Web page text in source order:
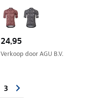
24,95
Verkoop doorAGU B.V.
3